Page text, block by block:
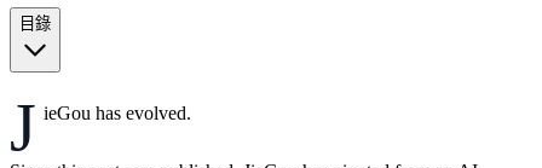
目錄
J ieGou has evolved.